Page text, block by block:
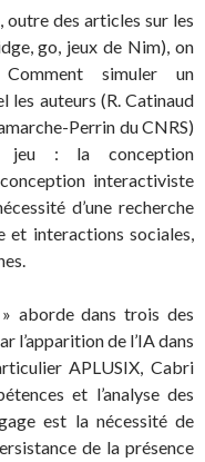
outre des articles sur les
go, jeux de Nim), on
simuler un
les auteurs (R. Catinaud
Perrin du CNRS)
jeu : la conception
interactiviste
d’une recherche
et interactions sociales,
aborde dans trois des
l’apparition de l’IA dans
APLUSIX, Cabri
et l’analyse des
est la nécessité de
de la présence